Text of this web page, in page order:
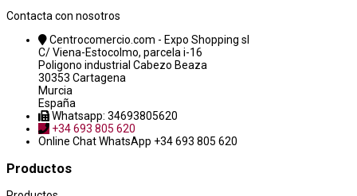
Contacta con nosotros
Centrocomercio.com - Expo Shopping sl
C/ Viena-Estocolmo, parcela i-16
Poligono industrial Cabezo Beaza
30353 Cartagena
Murcia
España
Whatsapp: 34693805620
+34 693 805 620
Online ChatWhatsApp +34 693 805 620
Productos